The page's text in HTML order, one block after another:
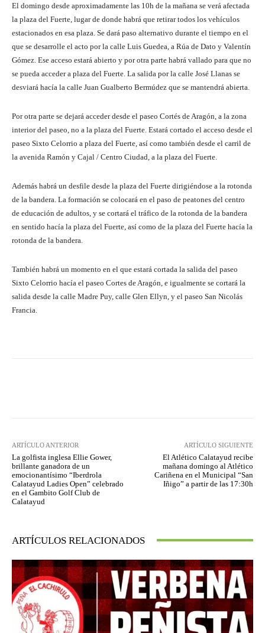
El domingo desde aproximadamente las 10h de la mañana se verá afectada
la plaza del Fuerte, lugar de donde habrá que retirar todos los vehículos
estacionados en esa plaza. Se dará paso alternativo durante el tiempo en el
que se desarrolle el acto por la calle Luis Guedea, a Rúa de Dato y Valentín
Gómez. Ese acceso estará abierto y por otra parte habrá vallado para que no
se pueda acceder a plaza del Fuerte. La salida por la calle José Llanas se
desviará hacía la calle Juan Gualberto Bermúdez que se mantendrá abierta.
Por otra parte se dejará acceder desde el paseo Cortés de Aragón, a la zona
interior del paseo, no a la plaza del Fuerte. Estará cortado el acceso desde el
paseo Sixto Celorrio a plaza del Fuerte, así como también desde el carril de
la avenida Ramón y Cajal / Centro Ciudad, a la plaza del Fuerte.
Además habrá un desfile desde la plaza del Fuerte dirigiéndose a la rotonda
de la bandera. La formación se colocará en el paso de peatones del centro
de educación de adultos, y se cortará el tráfico de la rotonda de la bandera
en sentido hacía la plaza del Fuerte, así como de la plaza del Fuerte hacía la
rotonda de la bandera.
También habrá un momento en el que estará cortada la salida del paseo
Sixto Celorrio hacía el paseo Cortes de Aragón, e igualmente se cortará la
salida desde la calle Madre Puy, calle Glen Ellyn, y el paseo San Nicolás
Francia.
ARTÍCULO ANTERIOR
La golfista inglesa Ellie Gower,
brillante ganadora de un
emocionantísimo “Iberdrola
Calatayud Ladies Open” celebrado
en el Gambito Golf Club de
Calatayud
ARTÍCULO SIGUIENTE
El Atlético Calatayud recibe
mañana domingo al Atlético
Cariñena en el Municipal “San
Iñigo” a partir de las 17:30h
ARTÍCULOS RELACIONADOS